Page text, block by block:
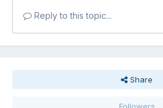
Reply to this topic...
Share